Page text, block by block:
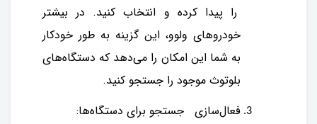
را پیدا کرده و انتخاب کنید. در بیشتر
خودروهای ولوو، این گزینه به طور خودکار
به شما این امکان را می‌دهد که دستگاه‌های
بلوتوث موجود را جستجو کنید.
فعال‌سازی جستجو برای دستگاه‌ها: